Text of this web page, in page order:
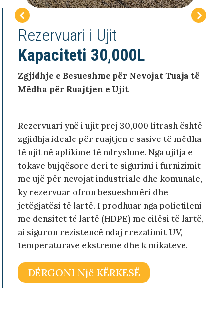
Rezervuari i Ujit –
Kapaciteti 30,000L
Zgjidhje e Besueshme për Nevojat Tuaja të
Mëdha për Ruajtjen e Ujit
Rezervuari ynë i ujit prej 30,000 litrash është
zgjidhja ideale për ruajtjen e sasive të mëdha
të ujit në aplikime të ndryshme. Nga ujitja e
tokave bujqësore deri te sigurimi i furnizimit
me ujë për nevojat industriale dhe komunale,
ky rezervuar ofron besueshmëri dhe
jetëgjatësi të lartë. I prodhuar nga polietileni
me densitet të lartë (HDPE) me cilësi të lartë,
ai siguron rezistencë ndaj rrezatimit UV,
temperaturave ekstreme dhe kimikateve.
DËRGONI Një KËRKESË